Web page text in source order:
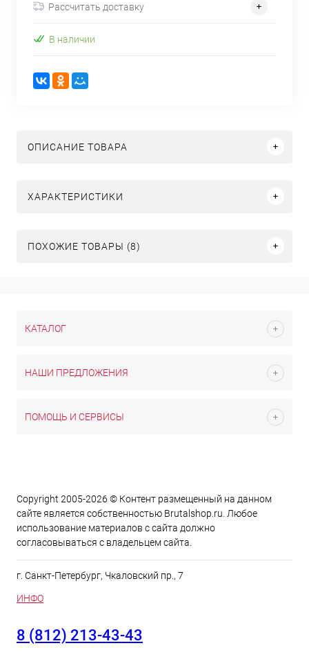
Рассчитать доставку
В наличии
ОПИСАНИЕ ТОВАРА
ХАРАКТЕРИСТИКИ
ПОХОЖИЕ ТОВАРЫ (8)
КАТАЛОГ
НАШИ ПРЕДЛОЖЕНИЯ
ПОМОЩЬ И СЕРВИСЫ
Copyright 2005-2026 © Контент размещенный на данном
сайте является cобственностью Brutalshop.ru. Любое
использование материалов с сайта должно
согласовываться с владельцем сайта.
г. Санкт-Петербург, Чкаловский пр., 7
ИНФО
8 (812) 213-43-43